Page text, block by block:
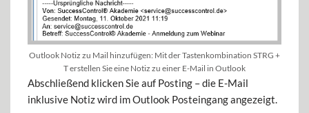
Outlook Notiz zu Mail hinzufügen: Mit der Tastenkombination STRG +
T erstellen Sie eine Notiz zu einer E-Mail in Outlook
Abschließend klicken Sie auf Posting – die E-Mail
inklusive Notiz wird im Outlook Posteingang angezeigt.